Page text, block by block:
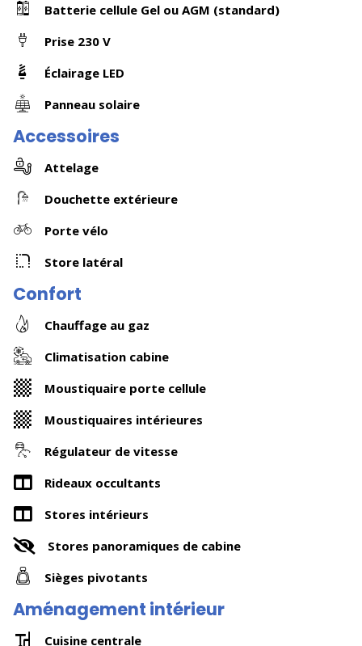
Batterie cellule Gel ou AGM (standard)
Prise 230 V
Éclairage LED
Panneau solaire
Accessoires
Attelage
Douchette extérieure
Porte vélo
Store latéral
Confort
Chauffage au gaz
Climatisation cabine
Moustiquaire porte cellule
Moustiquaires intérieures
Régulateur de vitesse
Rideaux occultants
Stores intérieurs
Stores panoramiques de cabine
Sièges pivotants
Aménagement intérieur
Cuisine centrale